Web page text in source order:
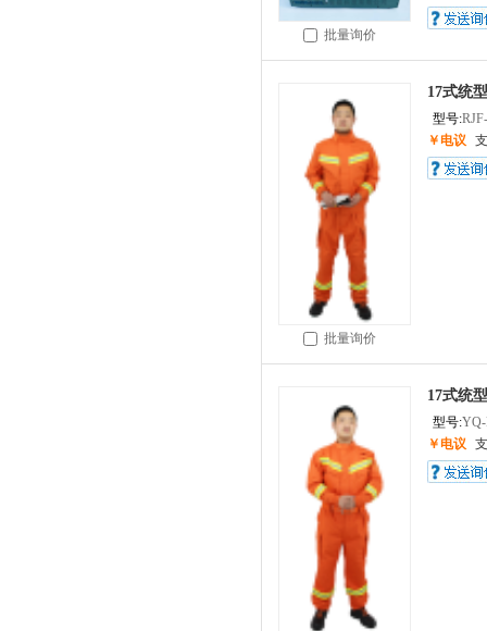
批量询价
批量询价
17式统
型号:
￥电议
17式统
型号:
￥电议